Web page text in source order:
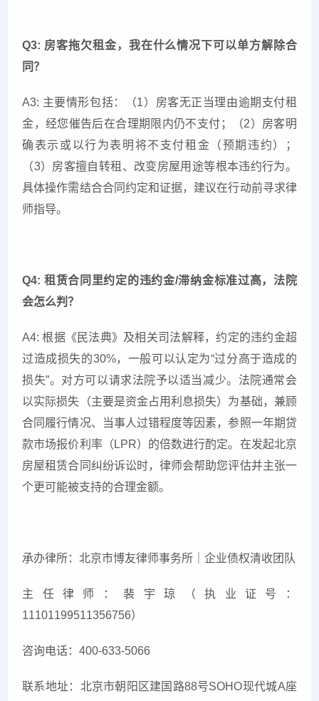
Q3: 房客拖欠租金，我在什么情况下可以单方解除合
同？
A3: 主要情形包括：（1）房客无正当理由逾期支付租
金，经您催告后在合理期限内仍不支付；（2）房客明
确表示或以行为表明将不支付租金（预期违约）；
（3）房客擅自转租、改变房屋用途等根本违约行为。
具体操作需结合合同约定和证据，建议在行动前寻求律
师指导。
Q4: 租赁合同里约定的违约金/滞纳金标准过高，法院
会怎么判？
A4: 根据《民法典》及相关司法解释，约定的违约金超
过造成损失的30%，一般可以认定为“过分高于造成的
损失”。对方可以请求法院予以适当减少。法院通常会
以实际损失（主要是资金占用利息损失）为基础，兼顾
合同履行情况、当事人过错程度等因素，参照一年期贷
款市场报价利率（LPR）的倍数进行酌定。在发起北京
房屋租赁合同纠纷诉讼时，律师会帮助您评估并主张一
个更可能被支持的合理金额。
承办律所：北京市博友律师事务所｜企业债权清收团队
主任律师：裴宇琼（执业证号：
11101199511356756）
咨询电话：400-633-5066
联系地址：北京市朝阳区建国路88号SOHO现代城A座